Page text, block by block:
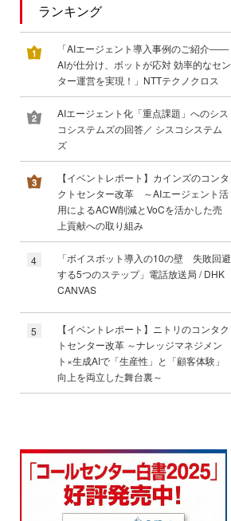
ランキング
「AIエージェント導入事例のご紹介――
AIが仕分け、ボットが応対 効率的なセン
ター運営を実現！」NTTテクノクロス
AIエージェント化「重点課題」へのシス
コシステムズの回答／ シスコシステム
ズ
【イベントレポート】カインズのコンタ
クトセンター改革 ～AIエージェント活
用によるACW削減とVoCを活かした売
上貢献への取り組み
4
「ボイスボット導入の10の壁 失敗回避
する5つのステップ」電話放送局 / DHK
CANVAS
5
【イベントレポート】ニトリのコンタク
トセンター改革 ～ナレッジマネジメン
ト×生成AIで「生産性」と「顧客体験」
向上を両立した舞台裏～